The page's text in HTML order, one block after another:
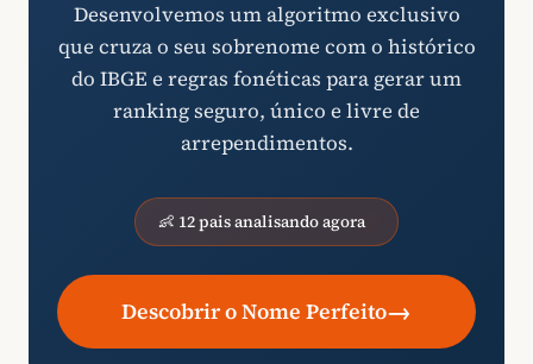
Desenvolvemos um algoritmo exclusivo
que cruza o seu sobrenome com o histórico
do IBGE e regras fonéticas para gerar um
ranking seguro, único e livre de
arrependimentos.
👶 12 pais analisando agora
Descobrir o Nome Perfeito→